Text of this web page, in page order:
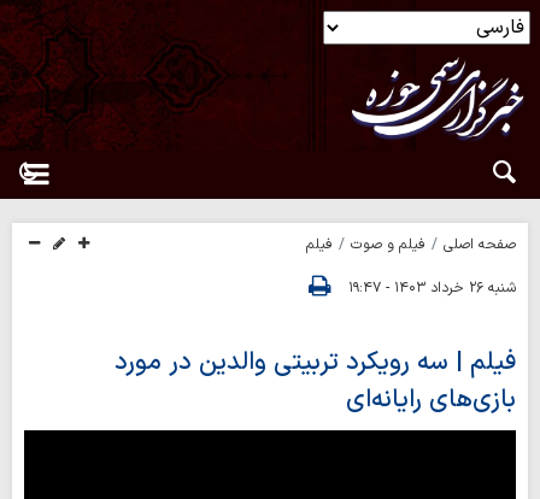
صفحه اصلی فیلم و صوت
فیلم
شنبه ۲۶ خرداد ۱۴۰۳ - ۱۹:۴۷
فیلم | سه رویکرد تربیتی والدین در مورد
بازی‌های رایانه‌ای